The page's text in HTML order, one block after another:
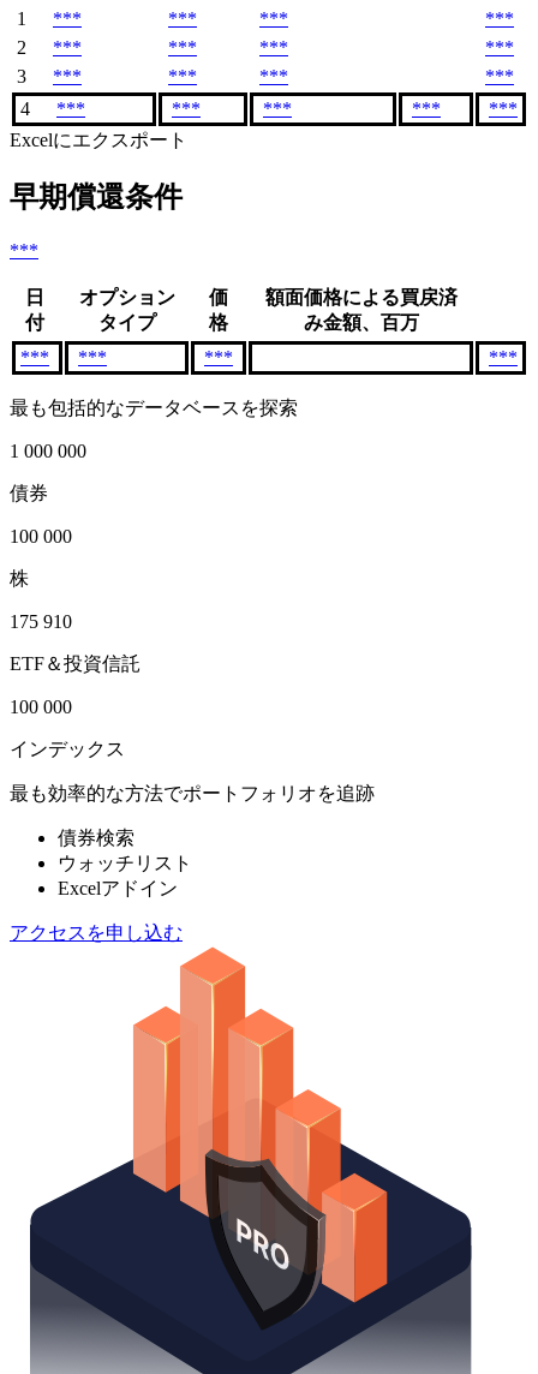
1 *** *** ***
***
2
*** *** ***
***
3
*** *** ***
***
4
*** *** *** ***
***
Excelにエクスポート
早期償還条件
***
日
付
オプション
タイプ
価
格
額面価格による買戻済
み金額、百万
***
*** *** ***
最も包括的なデータベースを探索
1 000 000
債券
100 000
株
175 910
ETF＆投資信託
100 000
インデックス
最も効率的な方法でポートフォリオを追跡
債券検索
ウォッチリスト
Excelアドイン
アクセスを申し込む